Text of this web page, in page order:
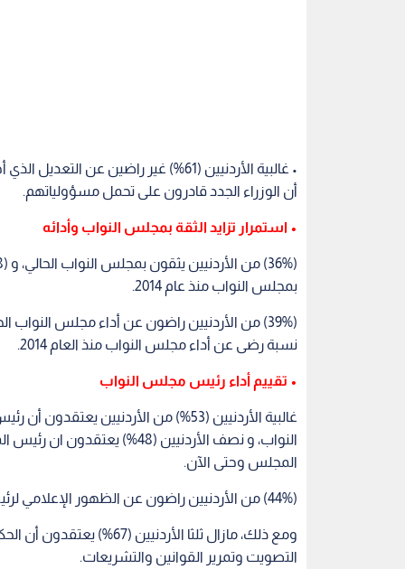
أن الوزراء الجدد قادرون على تحمل مسؤولياتهم.
• استمرار تزايد الثقة بمجلس النواب وأدائه
بمجلس النواب منذ عام 2014.
نسبة رضى عن أداء مجلس النواب منذ العام 2014.
• تقييم أداء رئيس مجلس النواب
غالبية الأردنيين (53%) من
النواب، و نصف الأردنيين
المجلس وحتى الآن.
(44%) من الأردنيين راضون عن الظهور الإعلامي لرئيس مجلس النواب الحالي.
ومع ذلك، مازال ثلثا
التصويت وتمرير القوانين والتشريعات.